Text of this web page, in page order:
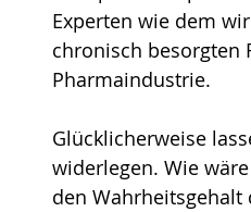
Experten wie dem
chronisch besorgten
Pharmaindustrie.
Glücklicherweise
widerlegen. Wie
den